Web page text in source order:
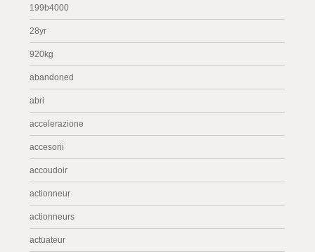
199b4000
28yr
920kg
abandoned
abri
accelerazione
accesorii
accoudoir
actionneur
actionneurs
actuateur